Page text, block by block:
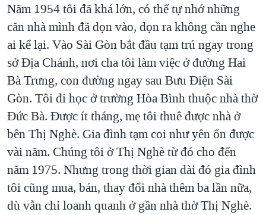
Năm 1954 tôi đã khá lớn, có thể tự nhớ những
căn nhà mình đã dọn vào, dọn ra không cần nghe
ai kể lại. Vào Sài Gòn bắt đầu tạm trú ngay trong
sở Địa Chánh, nơi cha tôi làm việc ở đường Hai
Bà Trưng, con đường ngay sau Bưu Điện Sài
Gòn. Tôi đi học ở trường Hòa Bình thuộc nhà thờ
Đức Bà. Được ít tháng, mẹ tôi thuê được nhà ở
bên Thị Nghè. Gia đình tạm coi như yên ổn được
vài năm. Chúng tôi ở Thị Nghè từ đó cho đến
năm 1975. Nhưng trong thời gian dài đó gia đình
tôi cũng mua, bán, thay đổi nhà thêm ba lần nữa,
dù vẫn chỉ loanh quanh ở gần nhà thờ Thị Nghè.